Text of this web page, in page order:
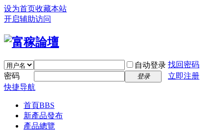
设为首页收藏本站
开启辅助访问
自动登录 找回密码
密码
登录
立即注册
快捷导航
首頁BBS
新產品發布
產品總覽